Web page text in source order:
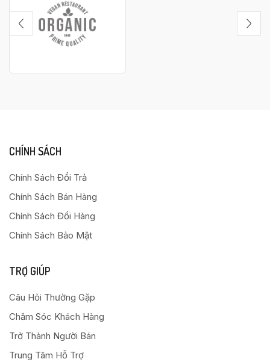
CHÍNH SÁCH
Chính Sách Đổi Trả
Chính Sách Bán Hàng
Chính Sách Đổi Hàng
Chính Sách Bảo Mật
TRỢ GIÚP
Câu Hỏi Thường Gặp
Chăm Sóc Khách Hàng
Trở Thành Người Bán
Trung Tâm Hỗ Trợ